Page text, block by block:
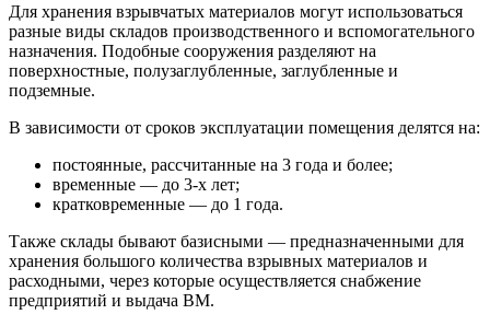
Для хранения взрывчатых материалов могут использоваться
разные виды складов производственного и вспомогательного
назначения. Подобные сооружения разделяют на
поверхностные, полузаглубленные, заглубленные и
подземные.
В зависимости от сроков эксплуатации помещения делятся на:
постоянные, рассчитанные на 3 года и более;
временные — до 3-х лет;
кратковременные — до 1 года.
Также склады бывают базисными — предназначенными для
хранения большого количества взрывных материалов и
расходными, через которые осуществляется снабжение
предприятий и выдача ВМ.